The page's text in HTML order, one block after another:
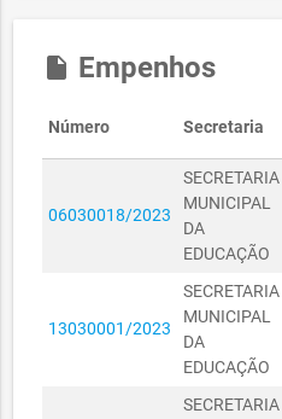
Justificativa
Justificativa de
preço
insert_drive_file Empenhos
Número Secretaria
06030018/2023
SECRETARIA
MUNICIPAL
DA
EDUCAÇÃO
13030001/2023
SECRETARIA
MUNICIPAL
DA
EDUCAÇÃO
SECRETARIA